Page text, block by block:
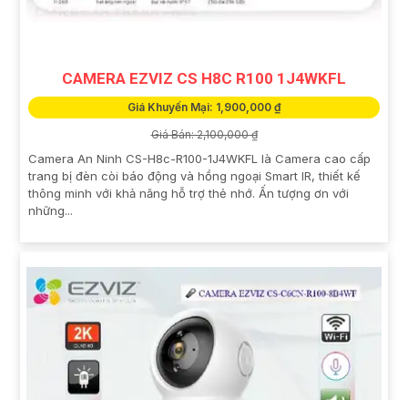
CAMERA EZVIZ CS H8C R100 1J4WKFL
Giá Khuyến Mại: 1,900,000 ₫
Giá Bán: 2,100,000 ₫
Camera An Ninh CS-H8c-R100-1J4WKFL là Camera cao cấp
trang bị đèn còi báo động và hồng ngoại Smart IR, thiết kế
thông minh với khả năng hỗ trợ thẻ nhớ. Ấn tượng ơn với
những...